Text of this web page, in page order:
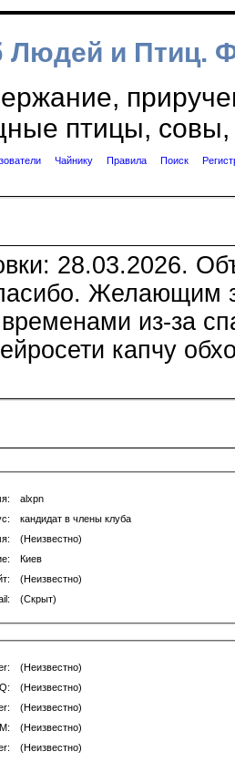
Людей и Птиц.
птицы, совы,
Чайнику Правила Поиск
28.03.2026.
Желающим
временами из-за
капчу
alxpn
кандидат в члены клуба
(Неизвестно)
Киев
(Неизвестно)
(Скрыт)
(Неизвестно)
(Неизвестно)
(Неизвестно)
(Неизвестно)
(Неизвестно)